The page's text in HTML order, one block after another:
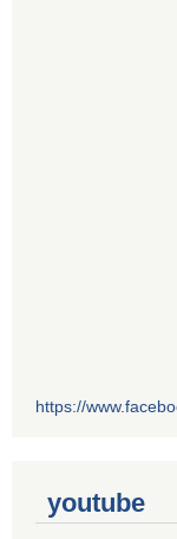
https://
youtube